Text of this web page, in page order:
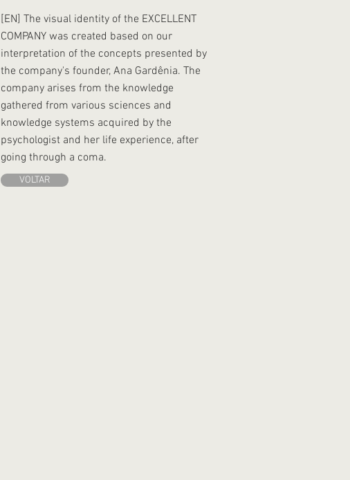
[EN] The visual identity of the EXCELLENT
COMPANY was created based on our
interpretation of the concepts presented by
the company's founder, Ana Gardênia. The
company arises from the knowledge
gathered from various sciences and
knowledge systems acquired by the
psychologist and her life experience, after
going through a coma.
VOLTAR